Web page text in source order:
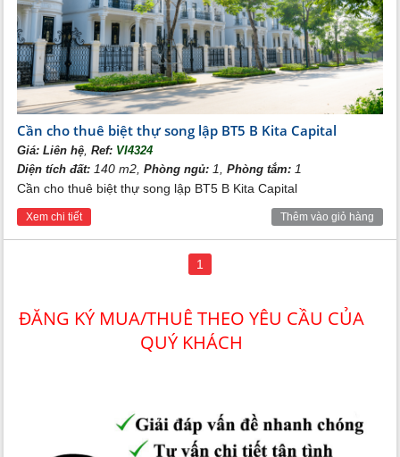
cấp 5 sao tại khu đô thị này từ vui chơi giải trí, làm đẹp tới ẩm
thực, thể thao và vô số những tiện ích dành riêng cho giới tinh
hoa.
Bán The Melody Village Ciputra
The Melody Complex Ciputra
Cần cho thuê biệt thự song lập BT5 B Kita Capital
Giá:Liên hệ,Ref: VI4324
Diện tích đất: 140 m2,Phòng ngủ: 1,Phòng tắm: 1
Cần cho thuê biệt thự song lập BT5 B Kita Capital
Xem chi tiết Thêm vào giỏ hàng
1
ĐĂNG KÝ MUA/THUÊ THEO YÊU CẦU CỦA
QUÝ KHÁCH